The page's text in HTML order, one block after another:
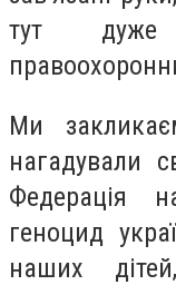
тут дуже
Ми
нагадували
Федерація
геноцид
наших